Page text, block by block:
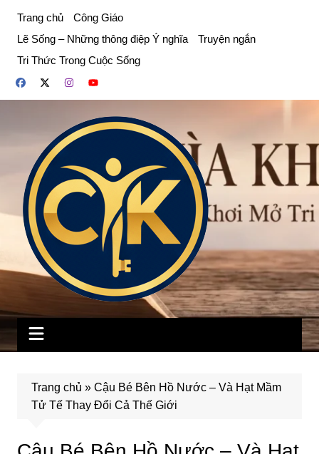
phần
dung
Trang chủ
Công Giáo
Lẽ Sống – Những thông điệp Ý nghĩa
Truyện ngắn
Tri Thức Trong Cuộc Sống
Trang chủ » Cậu Bé Bên Hồ Nước – Và Hạt Mầm
Tử Tế Thay Đổi Cả Thế Giới